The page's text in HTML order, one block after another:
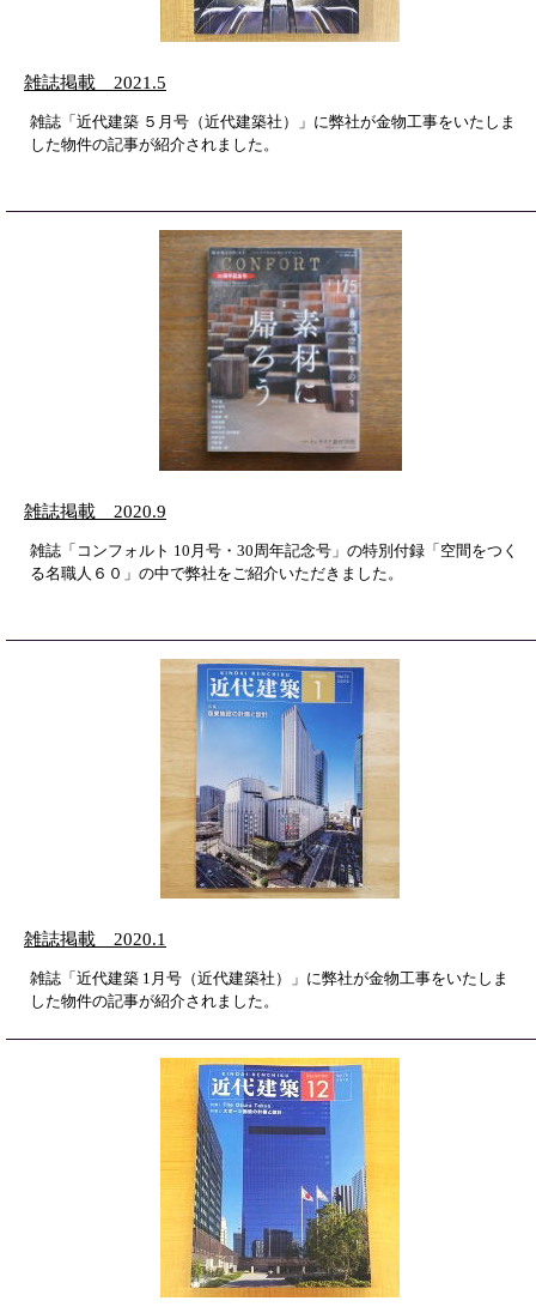
雑誌掲載 2021.5
雑誌「近代建築 ５月号（近代建築社）」に弊社が金物工事をいたしま
した物件の記事が紹介されました。
雑誌掲載 2020.9
雑誌「コンフォルト 10月号・30周年記念号」の特別付録「空間をつく
る名職人６０」の中で弊社をご紹介いただきました。
雑誌掲載 2020.1
雑誌「近代建築 1月号（近代建築社）」に弊社が金物工事をいたしま
した物件の記事が紹介されました。